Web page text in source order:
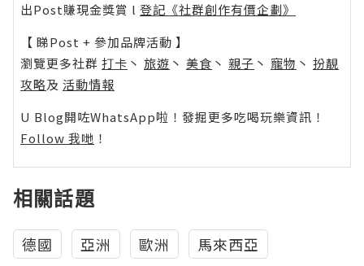
出Post賺現金獎賞 l 登記《社群創作有價企劃》
【 睇Post + 參加品牌活動 】
瀏覽更多社群 打卡 丶 旅遊 丶 美食 丶 親子 丶 寵物 丶 扮靚
攻略及 活動情報
U Blog開咗WhatsApp啦！發掘更多吃喝玩樂資訊！
Follow 我哋 ！
相關話題
德國 亞洲 歐洲
馬來西亞